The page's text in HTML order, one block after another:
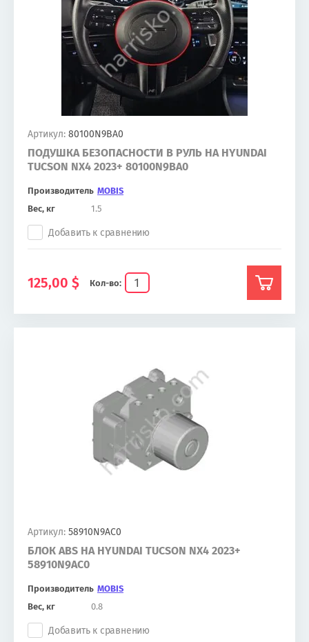
Артикул: 80100N9BA0
ПОДУШКА БЕЗОПАСНОСТИ В РУЛЬ НА HYUNDAI
TUCSON NX4 2023+ 80100N9BA0
Производитель MOBIS
Вес, кг
1.5
Кол-во:
Добавить к сравнению
125,00 $
Артикул: 58910N9AC0
БЛОК ABS НА HYUNDAI TUCSON NX4 2023+
58910N9AC0
Производитель MOBIS
Вес, кг
0.8
Добавить к сравнению